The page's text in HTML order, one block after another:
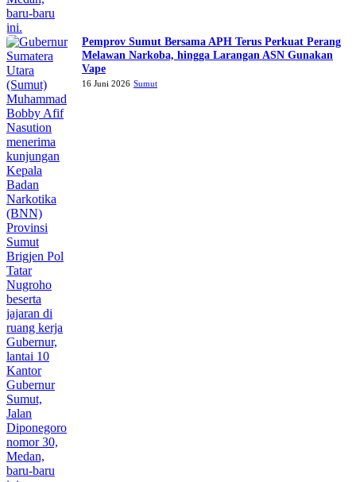
Pemprov Sumut Bersama APH Terus Perkuat Perang
Melawan Narkoba, hingga Larangan ASN Gunakan
Vape
16 Juni 2026 Sumut